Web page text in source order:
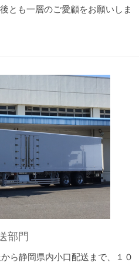
とも一層のご愛顧をお願いしま
部門
ら静岡県内小口配送まで、１０